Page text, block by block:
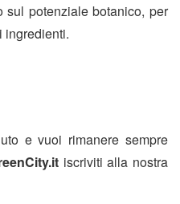
potenziale botanico, per
ingredienti.
e vuoi rimanere sempre
iscriviti alla nostra